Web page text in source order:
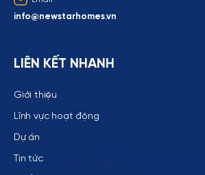
info@newstarhomes.vn
LIÊN KẾT NHANH
Giới thiệu
Lĩnh vực hoạt động
Dự án
Tin tức